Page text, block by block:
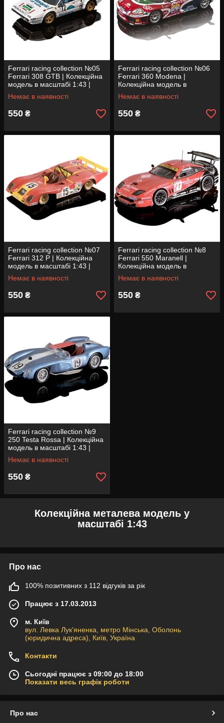
Ferrari racing collection №05
Ferrari 308 GTB | Колекційна
модель в масштабі 1:43 |
Centauria
Немає в наявності
550 ₴
Ferrari racing collection №06
Ferrari 360 Modena |
Колекційна модель в
масштабі 1:43 | Centauria
Немає в наявності
550 ₴
Ferrari racing collection №07
Ferrari 312 P | Колекційна
модель в масштабі 1:43 |
Centauria
Немає в наявності
550 ₴
Ferrari racing collection №8
Ferrari 550 Maranell |
Колекційна модель в
масштабі 1:43 | Centauria
Немає в наявності
550 ₴
Ferrari racing collection №9
250 Testa Rossa | Колекційна
модель в масштабі 1:43 |
Centauria
Немає в наявності
550 ₴
Колекційна металева модель у
масштабі 1:43
Про нас
100% позитивних з 112 відгуків за рік
Працює з 17.03.2013
м. Київ
вул. Левка Лук'яненка, метро Мінська, Оболонь
(юридична адреса), Київ, Україна
Контакти
Сьогодні працює з 09:00 до 18:00
Показати весь графік роботи
Про нас